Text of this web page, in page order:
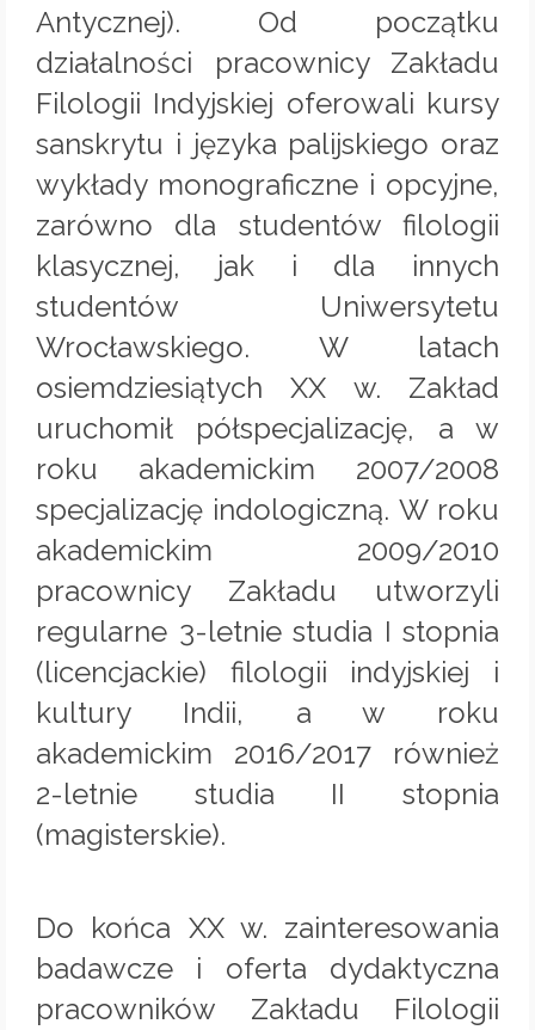
Antycznej). Od początku
działalności pracownicy Zakładu
Filologii Indyjskiej oferowali kursy
sanskrytu i języka palijskiego oraz
wykłady monograficzne i opcyjne,
zarówno dla studentów filologii
klasycznej, jak i dla innych
studentów Uniwersytetu
Wrocławskiego. W latach
osiemdziesiątych XX w. Zakład
uruchomił półspecjalizację, a w
roku akademickim 2007/2008
specjalizację indologiczną. W roku
akademickim 2009/2010
pracownicy Zakładu utworzyli
regularne 3-letnie studia I stopnia
(licencjackie) filologii indyjskiej i
kultury Indii, a w roku
akademickim 2016/2017 również
2-letnie studia II stopnia
(magisterskie).
Do końca XX w. zainteresowania
badawcze i oferta dydaktyczna
pracowników Zakładu Filologii